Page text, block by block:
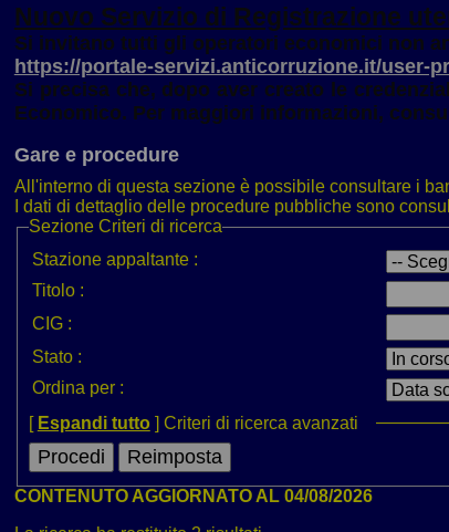
Nuovo Servizio di Registrazione
Si invitano tutti gli operatori economici non
https://portale-servizi.anticorruzione.it/user-
Si precisa che, dopo aver creato le
Economico. Per maggiori informazioni,
Gare e procedure
All'interno di questa sezione è possibile consultare i
I dati di dettaglio delle procedure pubbliche sono
Sezione Criteri di ricerca
Stazione appaltante :
Titolo :
CIG :
Stato :
Ordina per :
[ Espandi tutto ] Criteri di ricerca avanzati
CONTENUTO AGGIORNATO AL 04/08/2026